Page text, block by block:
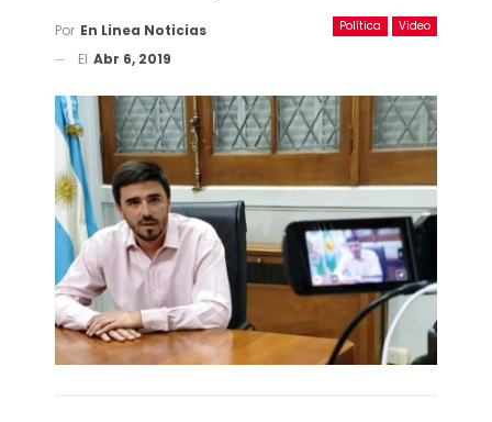
Política Video
Por En Linea Noticias
El Abr 6, 2019